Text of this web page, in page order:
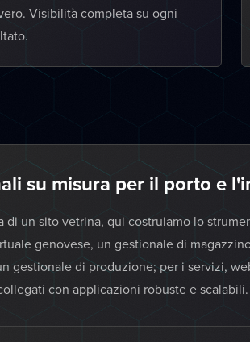
Visibilità completa su ogni
su misura per il porto e
di un sito vetrina, qui costruiamo lo
genovese, un gestionale di
gestionale di produzione; per i servizi,
con applicazioni robuste e scalabili.